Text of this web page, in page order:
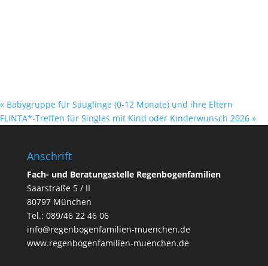
« Babygruppe für Säuglinge (0-12 Monate) und ihre Eltern
FLINTA*-Treffen für Singles mit Kind oder Kinderwunsch 2026 »
Anschrift
Fach- und Beratungsstelle Regenbogenfamilien
Saarstraße 5 / II
80797 München
Tel.: 089/46 22 46 06
info@regenbogenfamilien-muenchen.de
www.regenbogenfamilien-muenchen.de